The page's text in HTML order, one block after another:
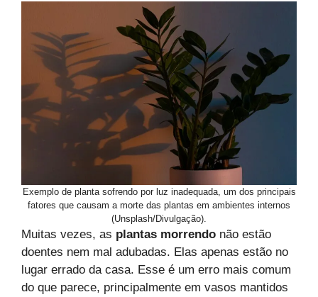
Exemplo de planta sofrendo por luz inadequada, um dos principais
fatores que causam a morte das plantas em ambientes internos
(Unsplash/Divulgação).
Muitas vezes, as plantas morrendo não estão
doentes nem mal adubadas. Elas apenas estão no
lugar errado da casa. Esse é um erro mais comum
do que parece, principalmente em vasos mantidos